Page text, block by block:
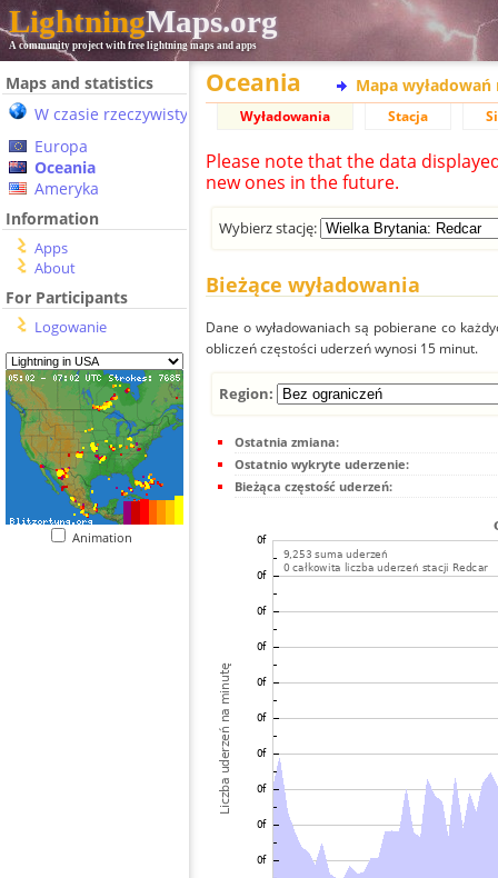
LightningMaps.org
A community project with free lightning maps and apps
Maps and statistics
W czasie rzeczywistym
Europa
Oceania
Ameryka
Information
Apps
About
For Participants
Logowanie
Animation
Oceania Mapa wyładowań
Wyładowania Stacja
Please note that the data
new ones in the future.
Wybierz stację:
Bieżące wyładowania
Dane o wyładowaniach są pobierane co
obliczeń częstości uderzeń wynosi 15 minut.
Region:
Ostatnia zmiana:
Ostatnio wykryte uderzenie:
Bieżąca częstość uderzeń: